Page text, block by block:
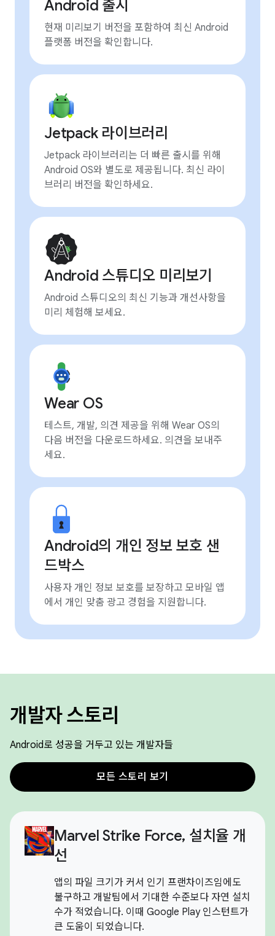
Android 출시
현재 미리보기 버전을 포함하여 최신 Android
플랫폼 버전을 확인합니다.
Jetpack 라이브러리
Jetpack 라이브러리는 더 빠른 출시를 위해
Android OS와 별도로 제공됩니다. 최신 라이
브러리 버전을 확인하세요.
Android 스튜디오 미리보기
Android 스튜디오의 최신 기능과 개선사항을
미리 체험해 보세요.
Wear OS
테스트, 개발, 의견 제공을 위해 Wear OS의
다음 버전을 다운로드하세요. 의견을 보내주
세요.
Android의 개인 정보 보호 샌
드박스
사용자 개인 정보 보호를 보장하고 모바일 앱
에서 개인 맞춤 광고 경험을 지원합니다.
개발자 스토리
Android로 성공을 거두고 있는 개발자들
모든 스토리 보기
Marvel Strike Force, 설치율 개
선
앱의 파일 크기가 커서 인기 프랜차이즈임에도
불구하고 개발팀에서 기대한 수준보다 자연 설치
수가 적었습니다. 이때 Google Play 인스턴트가
큰 도움이 되었습니다.